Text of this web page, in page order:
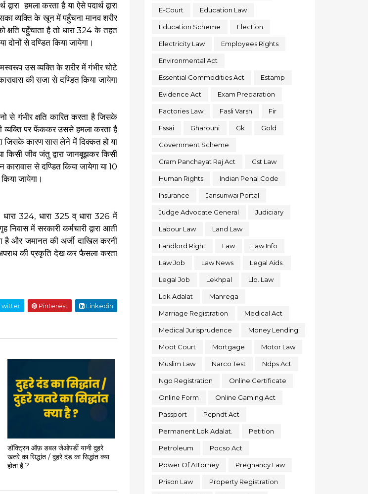
हमला करता है या ऐसे पदार्थ द्वारा
व्यक्ति के खून में पहुँचना मानव शरीर
क्षति पहुँचाता है तो धारा 324 के तहत
दोनों से दण्डित किया जायेगा।
उस व्यक्ति के शरीर में गंभीर चोटे
की सजा से दण्डित किया जायेगा
से गंभीर क्षति कारित करता है जिसके
व्यक्ति पर फेंककर उससे हमला करता है
जिसके कारण सास लेने में दिक्कत हो या
किसी जीव जंतु द्वारा जानबूझकर किसी
से दण्डित किया जायेगा या 10
जायेगा।
धारा 324, धारा 325 व् धारा 326 में
में सरकारी कर्मचारी द्वारा आती
है और जमानत की अर्जी दाखिल करनी
अपराध की प्रकृति देख कर फैसला करता
Pinterest Linkedin
डॉक्ट्रिन ऑफ़ डबल जेओपर्डी यानी दुहरे
खतरे का सिद्धांत / दुहरे दंड का सिद्धांत क्या
होता है ?
E-Court Education Law
Education Scheme Election
Electricity Law Employees Rights
Environmental Act
Essential Commodities Act Estamp
Evidence Act Exam Preparation
Factories Law Fasli Varsh Fir
Fssai Gharouni Gk Gold
Government Scheme
Gram Panchayat Raj Act Gst Law
Human Rights Indian Penal Code
Insurance Jansunwai Portal
Judge Advocate General Judiciary
Labour Law Land Law
Landlord Right Law Law Info
Law Job Law News Legal Aids.
Legal Job Lekhpal Llb. Law
Lok Adalat Manrega
Marriage Registration Medical Act
Medical Jurisprudence Money Lending
Moot Court Mortgage Motor Law
Muslim Law Narco Test Ndps Act
Ngo Registration Online Certificate
Online Form Online Gaming Act
Passport Pcpndt Act
Permanent Lok Adalat. Petition
Petroleum Pocso Act
Power Of Attorney Pregnancy Law
Prison Law Property Registration